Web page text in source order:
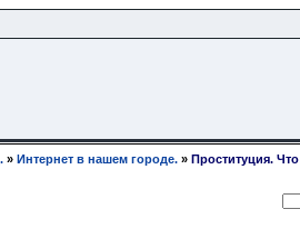
» Интернет в нашем городе. » Проституция. Что